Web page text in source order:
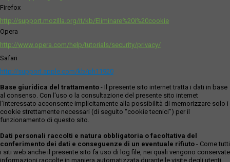
Firefox
http://support.mozilla.org/it/kb/Eliminare%20i%20cookie
Opera
http://www.opera.com/help/tutorials/security/privacy/
Safari
http://support.apple.com/kb/ph11920
Base giuridica del trattamento - Il presente sito internet tratta i dati in base
al consenso. Con l'uso o la consultazione del presente sito internet
l’interessato acconsente implicitamente alla possibilità di memorizzare solo i
cookie strettamente necessari (di seguito “cookie tecnici”) per il
funzionamento di questo sito.
Dati personali raccolti e natura obbligatoria o facoltativa del
conferimento dei dati e conseguenze di un eventuale rifiuto - Come tutti
i siti web anche il presente sito fa uso di log file, nei quali vengono conservate
informazioni raccolte in maniera automatizzata durante le visite degli utenti.